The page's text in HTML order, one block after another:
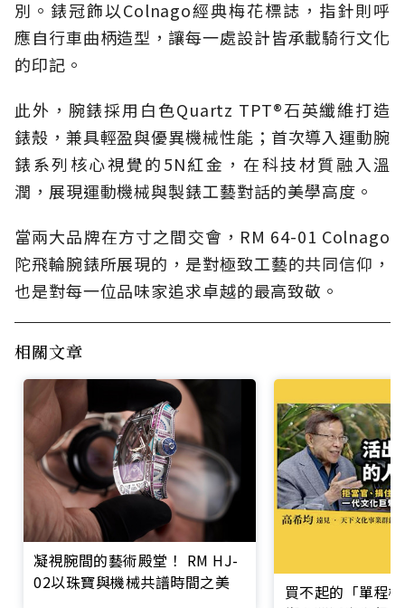
別。錶冠飾以Colnago經典梅花標誌，指針則呼
應自行車曲柄造型，讓每一處設計皆承載騎行文化
的印記。
此外，腕錶採用白色Quartz TPT®石英纖維打造
錶殼，兼具輕盈與優異機械性能；首次導入運動腕
錶系列核心視覺的5N紅金，在科技材質融入溫
潤，展現運動機械與製錶工藝對話的美學高度。
當兩大品牌在方寸之間交會，RM 64-01 Colnago
陀飛輪腕錶所展現的，是對極致工藝的共同信仰，
也是對每一位品味家追求卓越的最高致敬。
相關文章
凝視腕間的藝術殿堂！ RM HJ-
02以珠寶與機械共譜時間之美
買不起的「單程